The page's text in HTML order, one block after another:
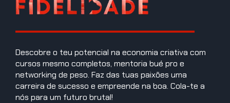
Descobre o teu potencial na economia criativa com
cursos mesmo completos, mentoria bué pro e
networking de peso. Faz das tuas paixões uma
carreira de sucesso e empreende na boa. Cola-te a
nós para um futuro brutal!